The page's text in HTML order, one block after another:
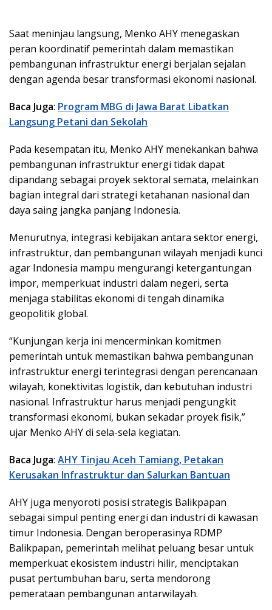
Saat meninjau langsung, Menko AHY menegaskan
peran koordinatif pemerintah dalam memastikan
pembangunan infrastruktur energi berjalan sejalan
dengan agenda besar transformasi ekonomi nasional.
Baca Juga: Program MBG di Jawa Barat Libatkan
Langsung Petani dan Sekolah
Pada kesempatan itu, Menko AHY menekankan bahwa
pembangunan infrastruktur energi tidak dapat
dipandang sebagai proyek sektoral semata, melainkan
bagian integral dari strategi ketahanan nasional dan
daya saing jangka panjang Indonesia.
Menurutnya, integrasi kebijakan antara sektor energi,
infrastruktur, dan pembangunan wilayah menjadi kunci
agar Indonesia mampu mengurangi ketergantungan
impor, memperkuat industri dalam negeri, serta
menjaga stabilitas ekonomi di tengah dinamika
geopolitik global.
“Kunjungan kerja ini mencerminkan komitmen
pemerintah untuk memastikan bahwa pembangunan
infrastruktur energi terintegrasi dengan perencanaan
wilayah, konektivitas logistik, dan kebutuhan industri
nasional. Infrastruktur harus menjadi pengungkit
transformasi ekonomi, bukan sekadar proyek fisik,”
ujar Menko AHY di sela-sela kegiatan.
Baca Juga: AHY Tinjau Aceh Tamiang, Petakan
Kerusakan Infrastruktur dan Salurkan Bantuan
AHY juga menyoroti posisi strategis Balikpapan
sebagai simpul penting energi dan industri di kawasan
timur Indonesia. Dengan beroperasinya RDMP
Balikpapan, pemerintah melihat peluang besar untuk
memperkuat ekosistem industri hilir, menciptakan
pusat pertumbuhan baru, serta mendorong
pemerataan pembangunan antarwilayah.